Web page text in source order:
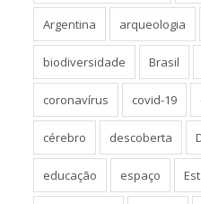
Argentina arqueologia
biodiversidade Brasil
coronavírus covid-19
cérebro descoberta
educação espaço